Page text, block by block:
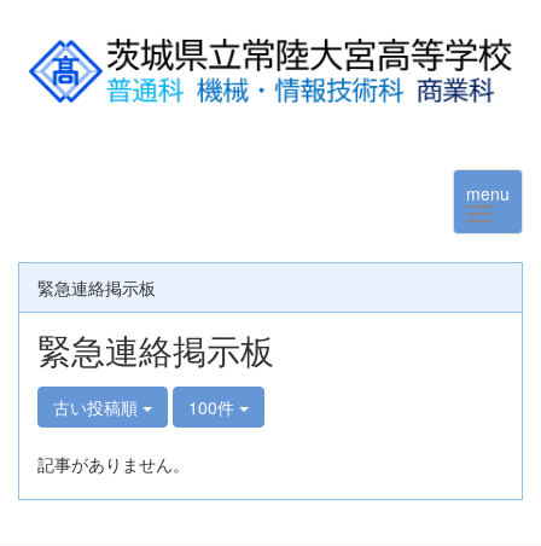
menu
緊急連絡掲示板
緊急連絡掲示板
古い投稿順 100件
記事がありません。